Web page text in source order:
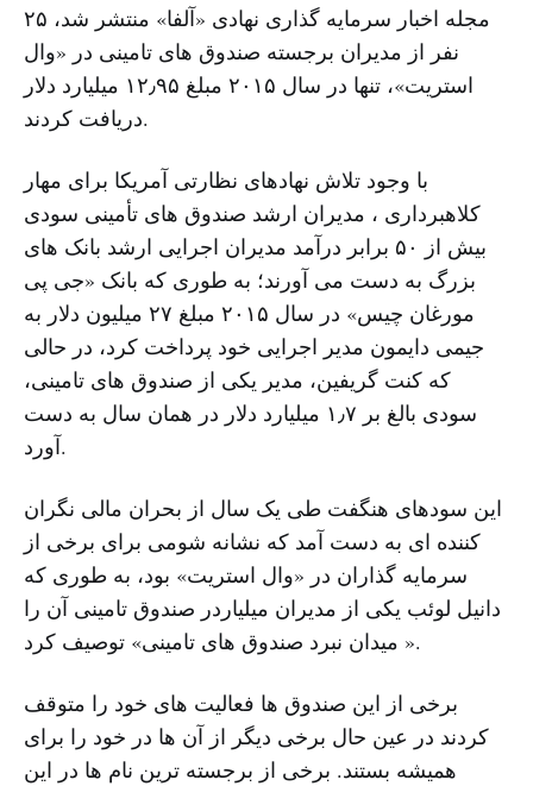
مجله اخبار سرمایه گذاری نهادی «آلفا» منتشر شد، ۲۵
نفر از مدیران برجسته صندوق های تامینی در «وال
استریت»، تنها در سال ۲۰۱۵ مبلغ ۱۲٫۹۵ میلیارد دلار
دریافت کردند.
با وجود تلاش نهادهای نظارتی آمریکا برای مهار
کلاهبرداری ، مدیران ارشد صندوق های تأمینی سودی
بیش از ۵۰ برابر درآمد مدیران اجرایی ارشد بانک های
بزرگ به دست می آورند؛ به طوری که بانک «جی پی
مورغان چیس» در سال ۲۰۱۵ مبلغ ۲۷ میلیون دلار به
جیمی دایمون مدیر اجرایی خود پرداخت کرد، در حالی
که کنت گریفین، مدیر یکی از صندوق های تامینی،
سودی بالغ بر ۱٫۷ میلیارد دلار در همان سال به دست
آورد.
این سودهای هنگفت طی یک سال از بحران مالی نگران
کننده ای به دست آمد که نشانه شومی برای برخی از
سرمایه گذاران در «وال استریت» بود، به طوری که
دانیل لوئب یکی از مدیران میلیاردر صندوق تامینی آن را
« میدان نبرد صندوق های تامینی» توصیف کرد.
برخی از این صندوق ها فعالیت های خود را متوقف
کردند در عین حال برخی دیگر از آن ها در خود را برای
همیشه بستند. برخی از برجسته ترین نام ها در این